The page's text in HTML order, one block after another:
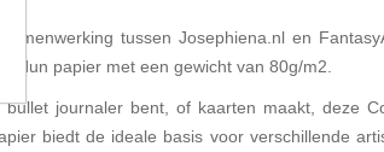
tussen Josephiena.nl en
dun papier met een gewicht van 80g/m2.
journaler bent, of kaarten maakt, deze
biedt de ideale basis voor verschillende